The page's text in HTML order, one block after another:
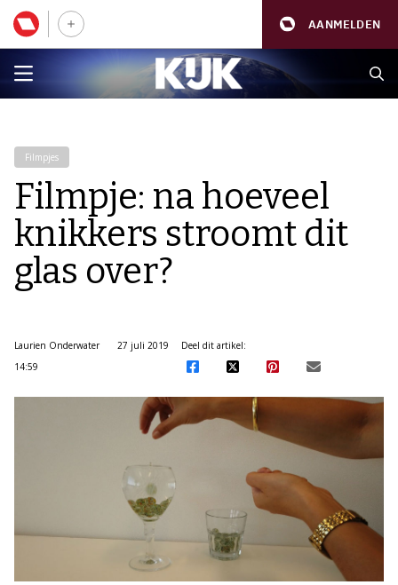
AANMELDEN
Filmpjes
Filmpje: na hoeveel
knikkers stroomt dit
glas over?
Laurien Onderwater
27 juli 2019
14:59
Deel dit artikel: